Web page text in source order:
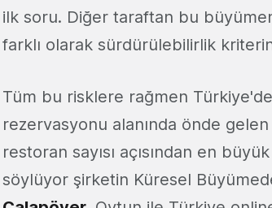
ilk soru. Diğer taraftan bu
farklı olarak sürdürülebilirlik
Tüm bu risklere rağmen
rezervasyonu alanında önde
restoran sayısı açısından en
söylüyor şirketin Küresel